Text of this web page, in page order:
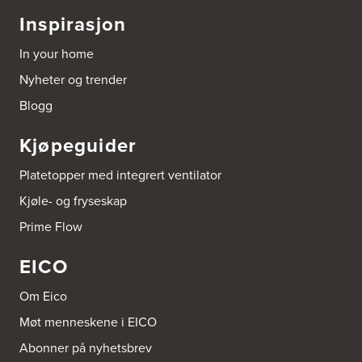
Bygg Tysnes AS
HEgelandsvegen 542
5680 Tysnes
Tel.:53-431544
Bygger'n Onstad
Tel.:69-202050
Byggmakker Askim
Trøgstadveien 13
1807 Askim
Tel.: 69817600
Byggmakker CF AS
Hotvedtveien 6, Tingvoll
Postboks 2107
3220 Sandefjord
Tel.:33-484000
http://www.sigdal.no
Inspirasjon
In your home
Nyheter og trender
Blogg
Kjøpeguider
Platetopper med integrert ventilator
Kjøle- og fryseskap
Prime Flow
EICO
Om Eico
Møt menneskene i EICO
Abonner på nyhetsbrev